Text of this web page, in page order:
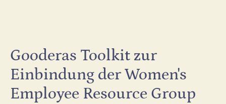
Gooderas Toolkit zur
Einbindung der Women's
Employee Resource Group